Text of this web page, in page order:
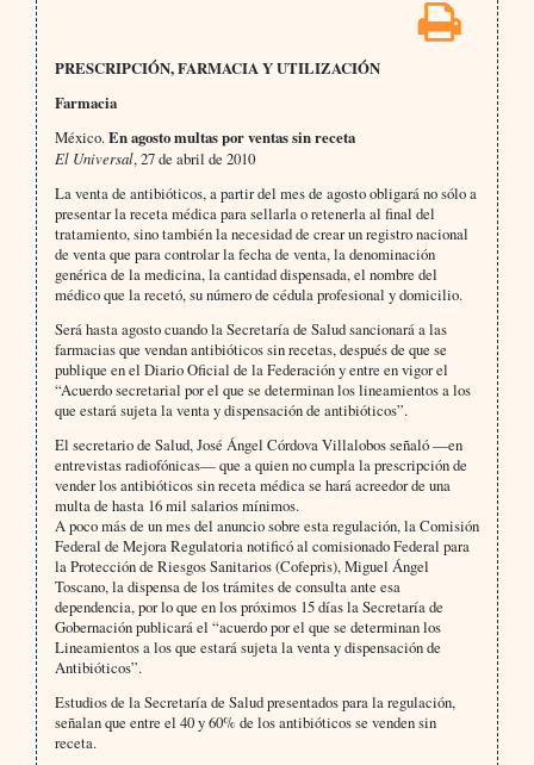
PRESCRIPCIÓN, FARMACIA Y UTILIZACIÓN
Farmacia
México.En agosto multas por ventas sin receta
El Universal, 27 de abril de 2010
La venta de antibióticos, a partir del mes de agosto obligará no sólo a
presentar la receta médica para sellarla o retenerla al final del
tratamiento, sino también la necesidad de crear un registro nacional
de venta que para controlar la fecha de venta, la denominación
genérica de la medicina, la cantidad dispensada, el nombre del
médico que la recetó, su número de cédula profesional y domicilio.
Será hasta agosto cuando la Secretaría de Salud sancionará a las
farmacias que vendan antibióticos sin recetas, después de que se
publique en el Diario Oficial de la Federación y entre en vigor el
“Acuerdo secretarial por el que se determinan los lineamientos a los
que estará sujeta la venta y dispensación de antibióticos”.
El secretario de Salud, José Ángel Córdova Villalobos señaló —en
entrevistas radiofónicas— que a quien no cumpla la prescripción de
vender los antibióticos sin receta médica se hará acreedor de una
multa de hasta 16 mil salarios mínimos.
A poco más de un mes del anuncio sobre esta regulación, la Comisión
Federal de Mejora Regulatoria notificó al comisionado Federal para
la Protección de Riesgos Sanitarios (Cofepris), Miguel Ángel
Toscano, la dispensa de los trámites de consulta ante esa
dependencia, por lo que en los próximos 15 días la Secretaría de
Gobernación publicará el “acuerdo por el que se determinan los
Lineamientos a los que estará sujeta la venta y dispensación de
Antibióticos”.
Estudios de la Secretaría de Salud presentados para la regulación,
señalan que entre el 40 y 60% de los antibióticos se venden sin
receta.